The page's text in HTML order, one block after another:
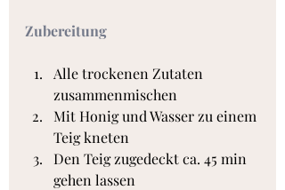
Zubereitung
Alle trockenen Zutaten
zusammenmischen
Mit Honig und Wasser zu einem
Teig kneten
Den Teig zugedeckt ca. 45 min
gehen lassen